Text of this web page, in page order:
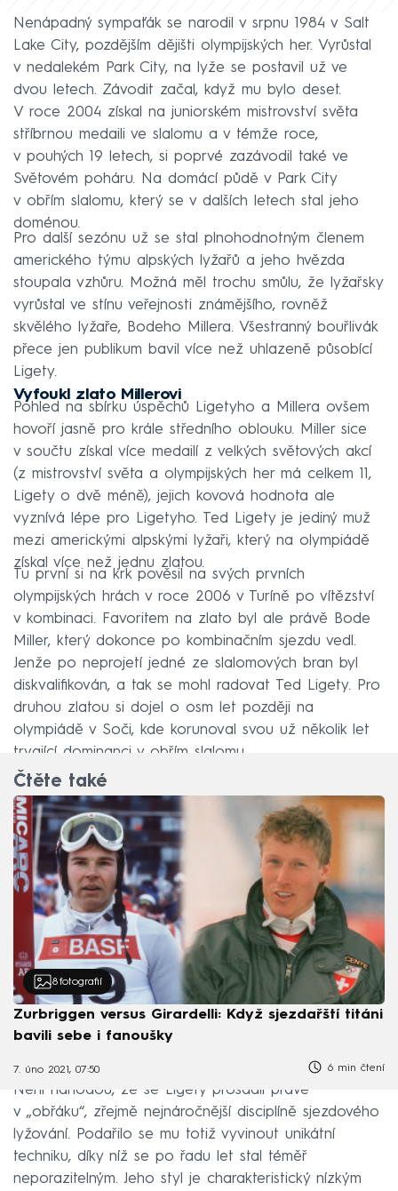
Nenápadný sympaťák se narodil v srpnu 1984 v Salt
Lake City, pozdějším dějišti olympijských her. Vyrůstal
v nedalekém Park City, na lyže se postavil už ve
dvou letech. Závodit začal, když mu bylo deset.
V roce 2004 získal na juniorském mistrovství světa
stříbrnou medaili ve slalomu a v témže roce,
v pouhých 19 letech, si poprvé zazávodil také ve
Světovém poháru. Na domácí půdě v Park City
v obřím slalomu, který se v dalších letech stal jeho
doménou.
Pro další sezónu už se stal plnohodnotným členem
amerického týmu alpských lyžařů a jeho hvězda
stoupala vzhůru. Možná měl trochu smůlu, že lyžařsky
vyrůstal ve stínu veřejnosti známějšího, rovněž
skvělého lyžaře, Bodeho Millera. Všestranný bouřlivák
přece jen publikum bavil více než uhlazeně působící
Ligety.
Vyfoukl zlato Millerovi
Pohled na sbírku úspěchů Ligetyho a Millera ovšem
hovoří jasně pro krále středního oblouku. Miller sice
v součtu získal více medailí z velkých světových akcí
(z mistrovství světa a olympijských her má celkem 11,
Ligety o dvě méně), jejich kovová hodnota ale
vyznívá lépe pro Ligetyho. Ted Ligety je jediný muž
mezi americkými alpskými lyžaři, který na olympiádě
získal více než jednu zlatou.
Tu první si na krk pověsil na svých prvních
olympijských hrách v roce 2006 v Turíně po vítězství
v kombinaci. Favoritem na zlato byl ale právě Bode
Miller, který dokonce po kombinačním sjezdu vedl.
Jenže po neprojetí jedné ze slalomových bran byl
diskvalifikován, a tak se mohl radovat Ted Ligety. Pro
druhou zlatou si dojel o osm let později na
olympiádě v Soči, kde korunoval svou už několik let
trvající dominanci v obřím slalomu.
Čtěte také
8 fotografií
Zurbriggen versus Girardelli: Když sjezdařští titáni
bavili sebe i fanoušky
7. úno 2021, 07:50 6 min čtení
Není náhodou, že se Ligety prosadil právě
v „obřáku“, zřejmě nejnáročnější disciplíně sjezdového
lyžování. Podařilo se mu totiž vyvinout unikátní
techniku, díky níž se po řadu let stal téměř
neporazitelným. Jeho styl je charakteristický nízkým